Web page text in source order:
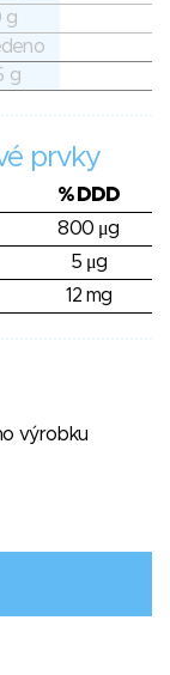
g
g
prvky
% DDD
800 μg
5 μg
12 mg
výrobku